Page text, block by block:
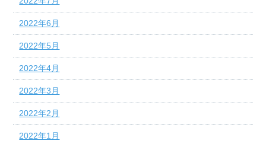
2022年6月
2022年5月
2022年4月
2022年3月
2022年2月
2022年1月